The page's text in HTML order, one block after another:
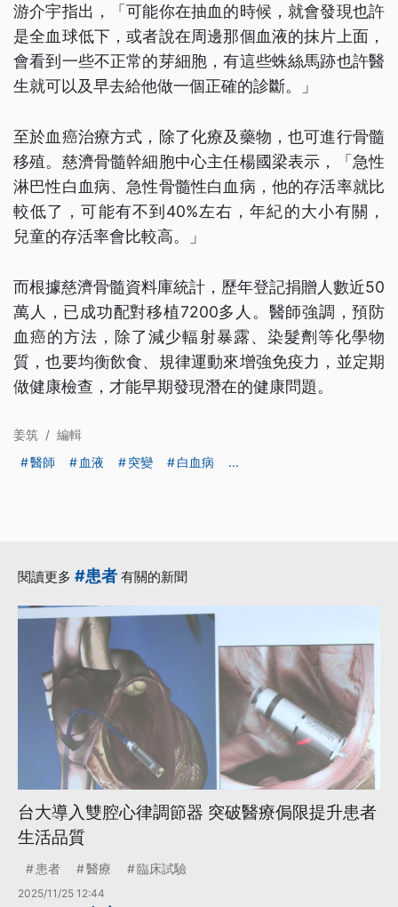
游介宇指出，「可能你在抽血的時候，就會發現也許
是全血球低下，或者說在周邊那個血液的抹片上面，
會看到一些不正常的芽細胞，有這些蛛絲馬跡也許醫
生就可以及早去給他做一個正確的診斷。」
至於血癌治療方式，除了化療及藥物，也可進行骨髓
移殖。慈濟骨髓幹細胞中心主任楊國梁表示，「急性
淋巴性白血病、急性骨髓性白血病，他的存活率就比
較低了，可能有不到40%左右，年紀的大小有關，
兒童的存活率會比較高。」
而根據慈濟骨髓資料庫統計，歷年登記捐贈人數近50
萬人，已成功配對移植7200多人。醫師強調，預防
血癌的方法，除了減少輻射暴露、染髮劑等化學物
質，也要均衡飲食、規律運動來增強免疫力，並定期
做健康檢查，才能早期發現潛在的健康問題。
姜筑 / 編輯
醫師
血液 突變 白血病 ...
閱讀更多 #患者 有關的新聞
台大導入雙腔心律調節器 突破醫療侷限提升患者
生活品質
患者 醫療 臨床試驗
2025/11/25 12:44